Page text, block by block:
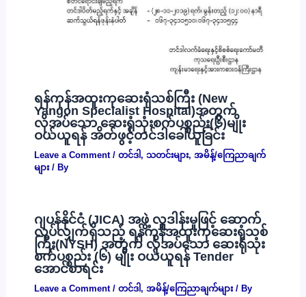
ရန်ကုန်အထူးကုဆေးရုံသစ်ကြီး (New
Yangon Specialist Hospital)အတွက်
လိုအပ်သော ဆေးရုံသုံးစက်ပစ္စည်း(၆)မျိုး
ဝယ်ယူရန် အိတ်ဖွင့်တင်ဒါခေါ်ယူခြင်း
Leave a Comment / တင်ဒါ , သတင်းများ, အမိန့်/ကြေညာချက်
များ/ By
ဂျပန်နိုင်ငံ (JICA) အဖွဲ့ လှူဒါန်းမှုဖြင့် ဆောက်
လုပ်လျှက်ရှိသည့် ရန်ကုန်အထူးကုဆေးရုံသစ်
ကြီး(NYSH) အတွက် လိုအပ်သော ဆေးရုံသုံး
စက်ပစ္စည်း (၆) မျိုး ဝယ်ယူရန် Tender
အောင်စာရင်း
Leave a Comment / တင်ဒါ , အမိန့်/ကြေညာချက်များ/ By